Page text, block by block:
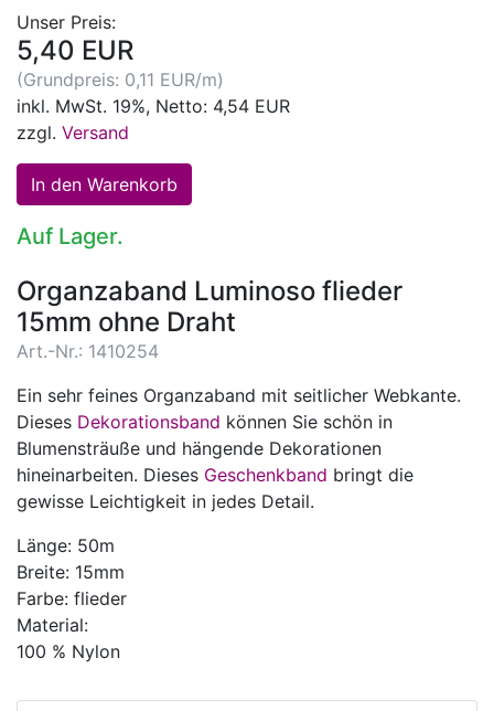
Unser Preis:
5,40 EUR
(Grundpreis: 0,11 EUR/m)
inkl. MwSt. 19%, Netto: 4,54 EUR
zzgl. Versand
Auf Lager.
Organzaband Luminoso flieder
15mm ohne Draht
Art.-Nr.: 1410254
Ein sehr feines Organzaband mit seitlicher Webkante.
Dieses Dekorationsband können Sie schön in
Blumensträuße und hängende Dekorationen
hineinarbeiten. Dieses Geschenkband bringt die
gewisse Leichtigkeit in jedes Detail.
Länge: 50m
Breite: 15mm
Farbe: flieder
Material:
100 % Nylon